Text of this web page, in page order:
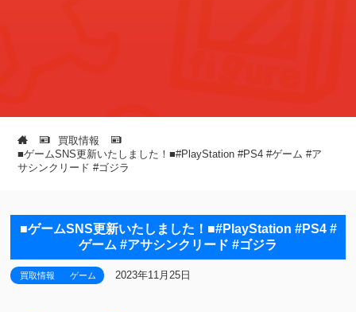
買取情報
■ゲームSNS更新いたしました！■#PlayStation #PS4 #ゲーム #ア
サシンクリード #ゴジラ
■ゲームSNS更新いたしました！■#PlayStation #PS4 #
ゲーム #アサシンクリード #ゴジラ
買取情報 ゲーム 2023年11月25日